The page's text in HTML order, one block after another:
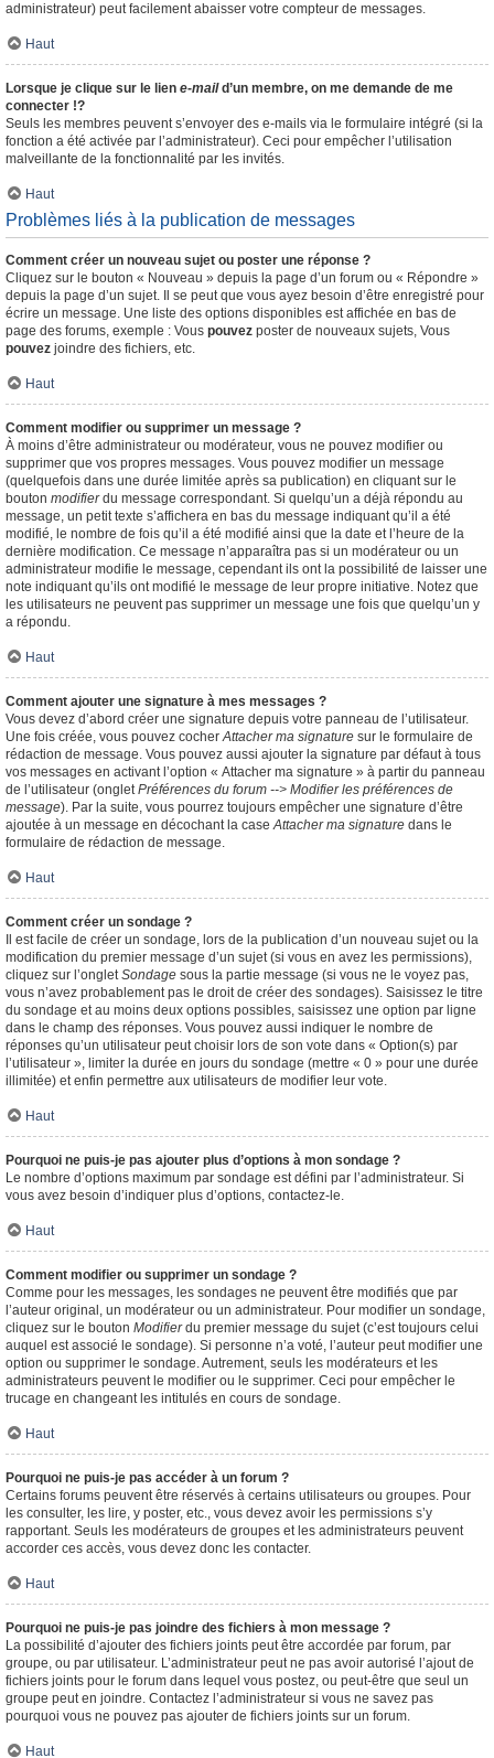
administrateur) peut facilement abaisser votre compteur de messages.
Haut
Lorsque je clique sur le lien e-maild’un membre, on me demande de me
connecter !?
Seuls les membres peuvent s’envoyer des e-mails via le formulaire intégré (si la
fonction a été activée par l’administrateur). Ceci pour empêcher l’utilisation
malveillante de la fonctionnalité par les invités.
Haut
Problèmes liés à la publication de messages
Comment créer un nouveau sujet ou poster une réponse ?
Cliquez sur le bouton « Nouveau » depuis la page d’un forum ou « Répondre »
depuis la page d’un sujet. Il se peut que vous ayez besoin d’être enregistré pour
écrire un message. Une liste des options disponibles est affichée en bas de
page des forums, exemple : Vous pouvez poster de nouveaux sujets, Vous
pouvez joindre des fichiers, etc.
Haut
Comment modifier ou supprimer un message ?
À moins d’être administrateur ou modérateur, vous ne pouvez modifier ou
supprimer que vos propres messages. Vous pouvez modifier un message
(quelquefois dans une durée limitée après sa publication) en cliquant sur le
bouton modifierdu message correspondant. Si quelqu’un a déjà répondu au
message, un petit texte s’affichera en bas du message indiquant qu’il a été
modifié, le nombre de fois qu’il a été modifié ainsi que la date et l’heure de la
dernière modification. Ce message n’apparaîtra pas si un modérateur ou un
administrateur modifie le message, cependant ils ont la possibilité de laisser une
note indiquant qu’ils ont modifié le message de leur propre initiative. Notez que
les utilisateurs ne peuvent pas supprimer un message une fois que quelqu’un y
a répondu.
Haut
Comment ajouter une signature à mes messages ?
Vous devez d’abord créer une signature depuis votre panneau de l’utilisateur.
Une fois créée, vous pouvez cocherAttacher ma signature sur le formulaire de
rédaction de message. Vous pouvez aussi ajouter la signature par défaut à tous
vos messages en activant l’option « Attacher ma signature » à partir du panneau
de l’utilisateur (ongletPréférences du forum --> Modifier les préférences de
message). Par la suite, vous pourrez toujours empêcher une signature d’être
ajoutée à un message en décochant la caseAttacher ma signature dans le
formulaire de rédaction de message.
Haut
Comment créer un sondage ?
Il est facile de créer un sondage, lors de la publication d’un nouveau sujet ou la
modification du premier message d’un sujet (si vous en avez les permissions),
cliquez sur l’ongletSondage sous la partie message (si vous ne le voyez pas,
vous n’avez probablement pas le droit de créer des sondages). Saisissez le titre
du sondage et au moins deux options possibles, saisissez une option par ligne
dans le champ des réponses. Vous pouvez aussi indiquer le nombre de
réponses qu’un utilisateur peut choisir lors de son vote dans « Option(s) par
l’utilisateur », limiter la durée en jours du sondage (mettre « 0 » pour une durée
illimitée) et enfin permettre aux utilisateurs de modifier leur vote.
Haut
Pourquoi ne puis-je pas ajouter plus d’options à mon sondage ?
Le nombre d’options maximum par sondage est défini par l’administrateur. Si
vous avez besoin d’indiquer plus d’options, contactez-le.
Haut
Comment modifier ou supprimer un sondage ?
Comme pour les messages, les sondages ne peuvent être modifiés que par
l’auteur original, un modérateur ou un administrateur. Pour modifier un sondage,
cliquez sur le bouton Modifierdu premier message du sujet (c’est toujours celui
auquel est associé le sondage). Si personne n’a voté, l’auteur peut modifier une
option ou supprimer le sondage. Autrement, seuls les modérateurs et les
administrateurs peuvent le modifier ou le supprimer. Ceci pour empêcher le
trucage en changeant les intitulés en cours de sondage.
Haut
Pourquoi ne puis-je pas accéder à un forum ?
Certains forums peuvent être réservés à certains utilisateurs ou groupes. Pour
les consulter, les lire, y poster, etc., vous devez avoir les permissions s’y
rapportant. Seuls les modérateurs de groupes et les administrateurs peuvent
accorder ces accès, vous devez donc les contacter.
Haut
Pourquoi ne puis-je pas joindre des fichiers à mon message ?
La possibilité d’ajouter des fichiers joints peut être accordée par forum, par
groupe, ou par utilisateur. L’administrateur peut ne pas avoir autorisé l’ajout de
fichiers joints pour le forum dans lequel vous postez, ou peut-être que seul un
groupe peut en joindre. Contactez l’administrateur si vous ne savez pas
pourquoi vous ne pouvez pas ajouter de fichiers joints sur un forum.
Haut